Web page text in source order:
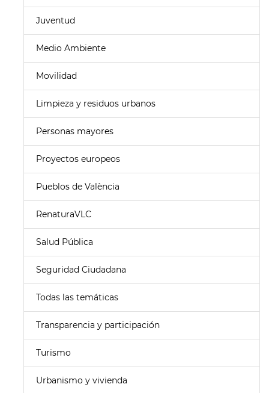
Juventud
Medio Ambiente
Movilidad
Limpieza y residuos urbanos
Personas mayores
Proyectos europeos
Pueblos de València
RenaturaVLC
Salud Pública
Seguridad Ciudadana
Todas las temáticas
Transparencia y participación
Turismo
Urbanismo y vivienda